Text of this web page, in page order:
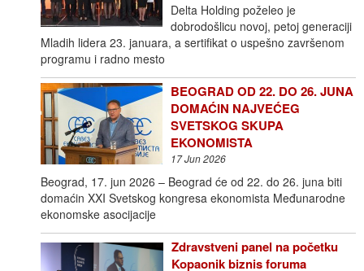
Delta Holding poželeo je
dobrodošlicu novoj, petoj generaciji
Mladih lidera 23. januara, a sertifikat o uspešno završenom
programu i radno mesto
BEOGRAD OD 22. DO 26. JUNA
DOMAĆIN NAJVEĆEG
SVETSKOG SKUPA
EKONOMISTA
17 Jun 2026
Beograd, 17. jun 2026 – Beograd će od 22. do 26. juna biti
domaćin XXI Svetskog kongresa ekonomista Međunarodne
ekonomske asocijacije
Zdravstveni panel na početku
Kopaonik biznis foruma